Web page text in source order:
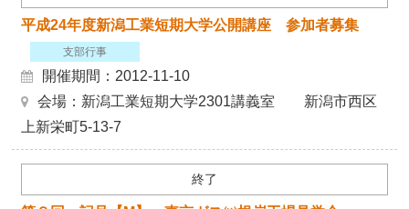
平成24年度新潟工業短期大学公開講座 参加者募集
支部行事
開催期間：2012-11-10
会場：新潟工業短期大学2301講義室 新潟市西区
上新栄町5-13-7
終了